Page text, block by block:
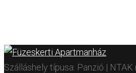
Szálláshely típusa: Panzió |